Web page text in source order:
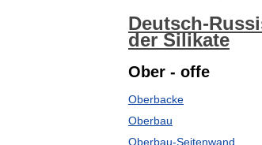
Deutsch-
der Silikate
Ober - offe
Oberbacke
Oberbau
Oberbau-Seitenwand